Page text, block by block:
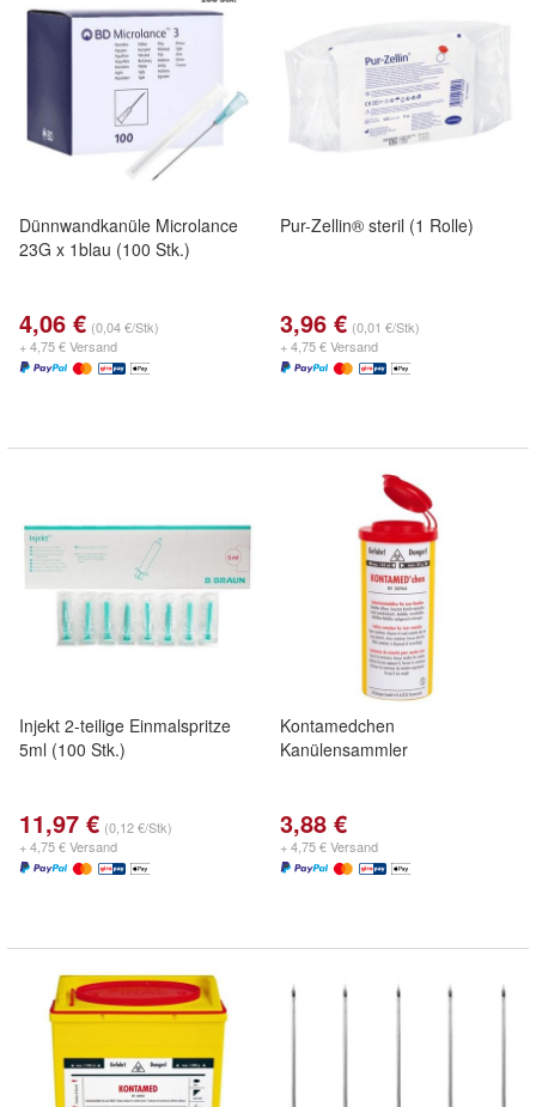
Dünnwandkanüle Microlance
23G x 1blau (100 Stk.)
4,06 € (0,04 €/Stk)
+ 4,75 € Versand
Pur-Zellin® steril (1 Rolle)
3,96 € (0,01 €/Stk)
+ 4,75 € Versand
Injekt 2-teilige Einmalspritze
5ml (100 Stk.)
11,97 € (0,12 €/Stk)
+ 4,75 € Versand
Kontamedchen
Kanülensammler
3,88 €
+ 4,75 € Versand